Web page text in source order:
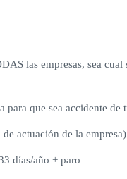
las empresas, sea
que sea accidente de
actuación de la empresa)
días/año + paro